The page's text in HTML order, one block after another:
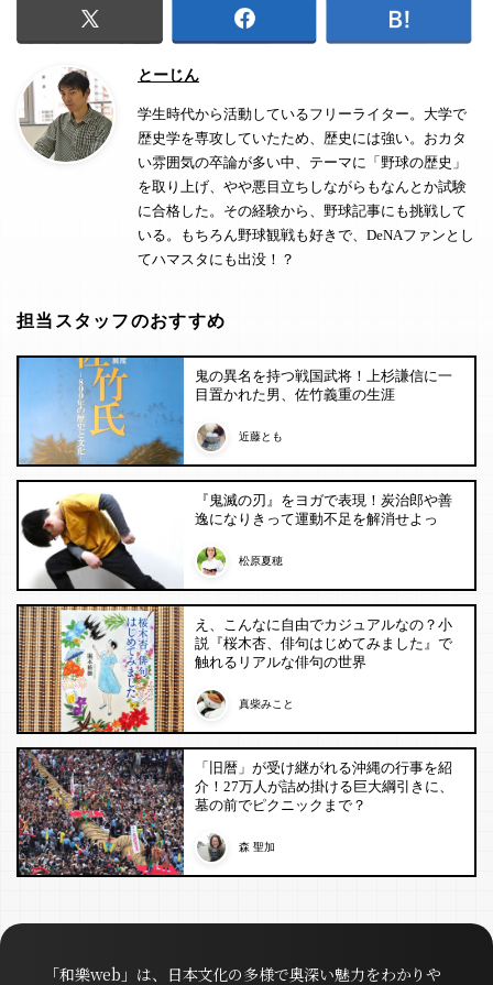
とーじん
学生時代から活動しているフリーライター。大学で
歴史学を専攻していたため、歴史には強い。おカタ
い雰囲気の卒論が多い中、テーマに「野球の歴史」
を取り上げ、やや悪目立ちしながらもなんとか試験
に合格した。その経験から、野球記事にも挑戦して
いる。もちろん野球観戦も好きで、DeNAファンとし
てハマスタにも出没！？
担当スタッフのおすすめ
鬼の異名を持つ戦国武将！上杉謙信に一
目置かれた男、佐竹義重の生涯
近藤とも
『鬼滅の刃』をヨガで表現！炭治郎や善
逸になりきって運動不足を解消せよっ
松原夏穂
え、こんなに自由でカジュアルなの？小
説『桜木杏、俳句はじめてみました』で
触れるリアルな俳句の世界
真柴みこと
「旧暦」が受け継がれる沖縄の行事を紹
介！27万人が詰め掛ける巨大綱引きに、
墓の前でピクニックまで？
森 聖加
「和樂web」は、日本文化の多様で奥深い魅力をわかりや